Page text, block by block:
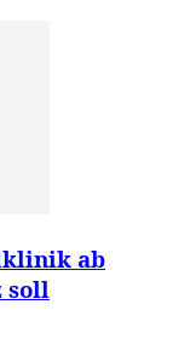
ab
soll